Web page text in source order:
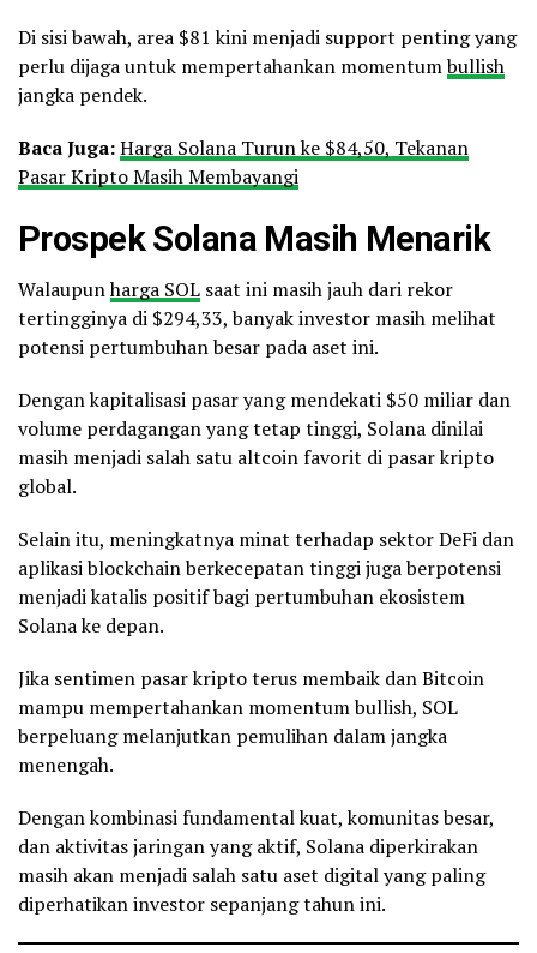
Di sisi bawah, area $81 kini menjadi support penting yang
perlu dijaga untuk mempertahankan momentumbullish
jangka pendek.
BacaJuga:Harga Solana Turun ke $84,50, Tekanan
Pasar Kripto Masih Membayangi
Prospek Solana Masih Menarik
Walaupunharga SOL saat ini masih jauh dari rekor
tertingginya di $294,33, banyak investor masih melihat
potensi pertumbuhan besar pada aset ini.
Dengan kapitalisasi pasar yang mendekati $50 miliar dan
volume perdagangan yang tetap tinggi, Solana dinilai
masih menjadi salah satu altcoin favorit di pasar kripto
global.
Selain itu, meningkatnya minat terhadap sektor DeFi dan
aplikasi blockchain berkecepatan tinggi juga berpotensi
menjadi katalis positif bagi pertumbuhan ekosistem
Solana ke depan.
Jika sentimen pasar kripto terus membaik dan Bitcoin
mampu mempertahankan momentum bullish, SOL
berpeluang melanjutkan pemulihan dalam jangka
menengah.
Dengan kombinasi fundamental kuat, komunitas besar,
dan aktivitas jaringan yang aktif, Solana diperkirakan
masih akan menjadi salah satu aset digital yang paling
diperhatikan investor sepanjang tahun ini.